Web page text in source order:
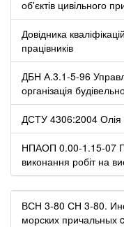
об'єктів цивільного
Довідника
працівників
ДБН А.3.1-5-96
організація
ДСТУ 4306:2004 Олія
НПАОП 0.00-1.15-07
виконання робіт на
ВСН 3-80 СН 3-80.
морских причальных